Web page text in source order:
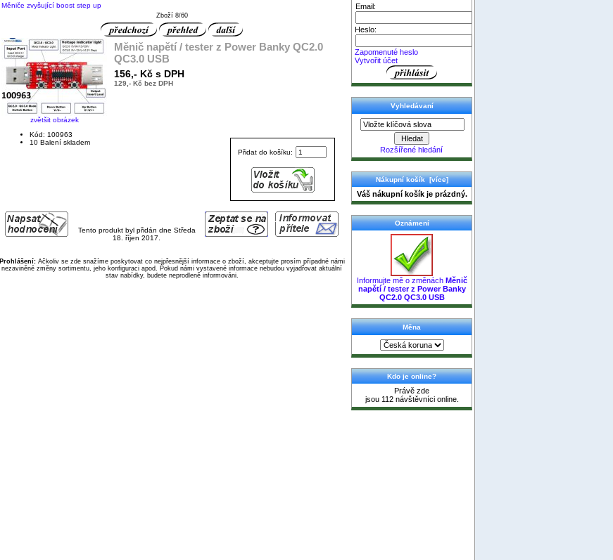
Měniče zvyšující boost step up
Zboží 8/60
zvětšit obrázek
Měnič napětí / tester z Power Banky QC2.0
QC3.0 USB
156,- Kč s DPH
129,- Kč bez DPH
Přidat do košíku:
Kód: 100963
10 Balení skladem
Tento produkt byl přidán dne Středa
18. říjen 2017.
Prohlášení:Ačkoliv se zde snažíme poskytovat co nejpřesnější informace o zboží, akceptujte prosím případné námi
nezaviněné změny sortimentu, jeho konfiguraci apod. Pokud námi vystavené informace nebudou vyjadřovat aktuální
stav nabídky, budete neprodleně informováni.
Email:
Heslo:
Zapomenuté heslo
Vytvořit účet
Vyhledávaní
Rozšířené hledání
Nákupní košík [více]
Váš nákupní košík je prázdný.
Oznámení
Informujte mě o změnách Měnič
napětí / tester z Power Banky
QC2.0 QC3.0 USB
Měna
Kdo je online?
Právě zde
jsou 112 návštěvníci online.